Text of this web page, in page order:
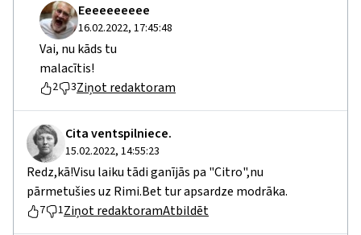
Eeeeeeeeee
16.02.2022, 17:45:48
Vai, nu kāds tu
malacītis!
2 3Ziņot redaktoram
Cita ventspilniece.
15.02.2022, 14:55:23
Redz,kā!Visu laiku tādi ganījās pa "Citro",nu
pārmetušies uz Rimi.Bet tur apsardze modrāka.
7 1Ziņot redaktoramAtbildēt